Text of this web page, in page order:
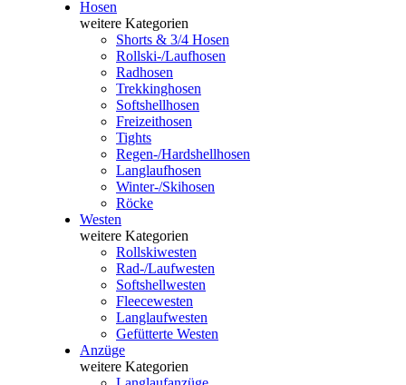
Hosen
weitere Kategorien
Shorts & 3/4 Hosen
Rollski-/Laufhosen
Radhosen
Trekkinghosen
Softshellhosen
Freizeithosen
Tights
Regen-/Hardshellhosen
Langlaufhosen
Winter-/Skihosen
Röcke
Westen
weitere Kategorien
Rollskiwesten
Rad-/Laufwesten
Softshellwesten
Fleecewesten
Langlaufwesten
Gefütterte Westen
Anzüge
weitere Kategorien